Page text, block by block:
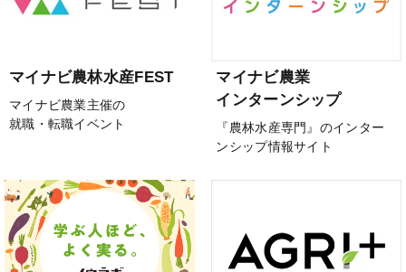
マイナビ農林水産FEST
マイナビ農業主催の
就職・転職イベント
マイナビ農業
インターンシップ
『農林水産専門』のインター
ンシップ情報サイト